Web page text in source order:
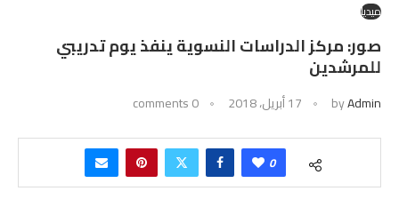
ميديا
صور: مركز الدراسات النسوية ينفذ يوم تدريبي
للمرشدين
byAdmin 17 أبريل، 2018 0 comments
0